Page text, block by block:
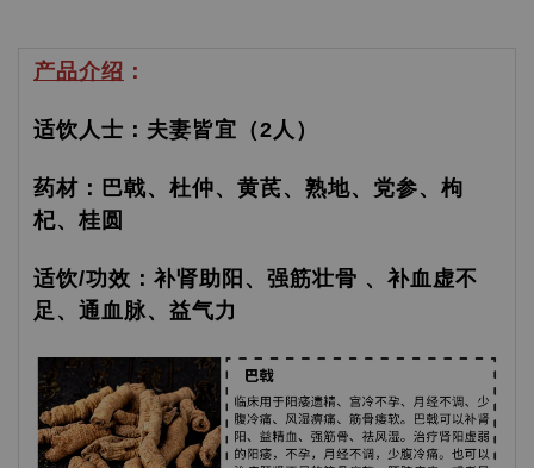
产品介绍 ：
适饮人士：夫妻皆宜（2人）
药材：巴戟、杜仲、黄芪、熟地、党参、枸
杞、桂圆
适饮/功效：补肾助阳、强筋壮骨 、补血虚不
足、通血脉、益气力